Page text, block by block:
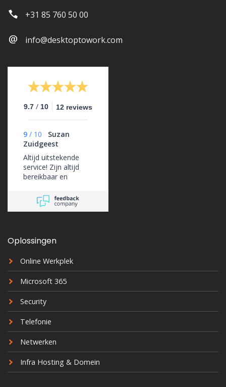
+31 85 760 50 00
info@desktoptowork.com
9.7 / 10 12 reviews
9 / 10
Suzan
Zuidgeest
Altijd uitstekende
service! Zijn altijd
bereikbaar en
erg goed.
Oplossingen
Online Werkplek
Microsoft 365
Security
Telefonie
Netwerken
Infra Hosting & Domein